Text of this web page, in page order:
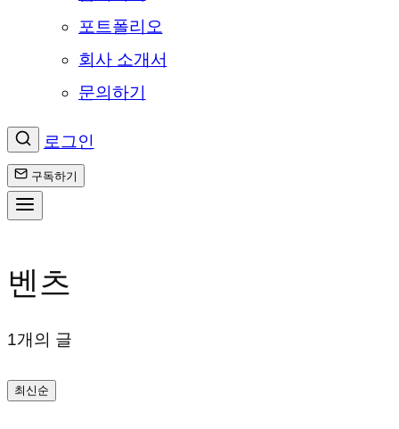
포트폴리오
회사 소개서
문의하기
로그인
구독하기
텐
로
로
벤츠
1개의 글
최신순